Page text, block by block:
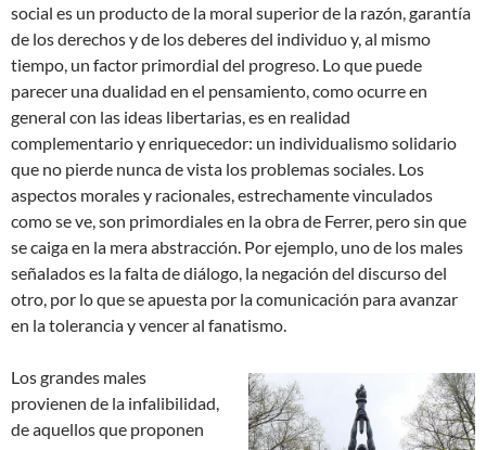
social es un producto de la moral superior de la razón, garantía
de los derechos y de los deberes del individuo y, al mismo
tiempo, un factor primordial del progreso. Lo que puede
parecer una dualidad en el pensamiento, como ocurre en
general con las ideas libertarias, es en realidad
complementario y enriquecedor: un individualismo solidario
que no pierde nunca de vista los problemas sociales. Los
aspectos morales y racionales, estrechamente vinculados
como se ve, son primordiales en la obra de Ferrer, pero sin que
se caiga en la mera abstracción. Por ejemplo, uno de los males
señalados es la falta de diálogo, la negación del discurso del
otro, por lo que se apuesta por la comunicación para avanzar
en la tolerancia y vencer al fanatismo.
Los grandes males
provienen de la infalibilidad,
de aquellos que proponen